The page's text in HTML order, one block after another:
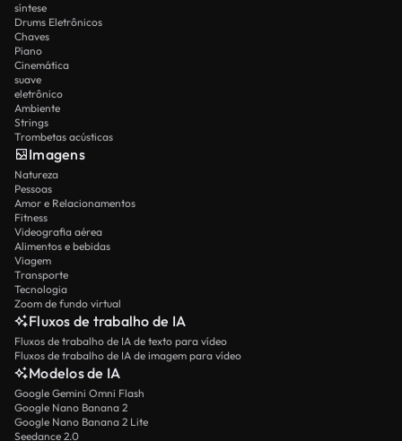
síntese
Drums Eletrônicos
Chaves
Piano
Cinemática
suave
eletrônico
Ambiente
Strings
Trombetas acústicas
Imagens
Natureza
Pessoas
Amor e Relacionamentos
Fitness
Videografia aérea
Alimentos e bebidas
Viagem
Transporte
Tecnologia
Zoom de fundo virtual
Fluxos de trabalho de IA
Fluxos de trabalho de IA de texto para vídeo
Fluxos de trabalho de IA de imagem para vídeo
Modelos de IA
Google Gemini Omni Flash
Google Nano Banana 2
Google Nano Banana 2 Lite
Seedance 2.0